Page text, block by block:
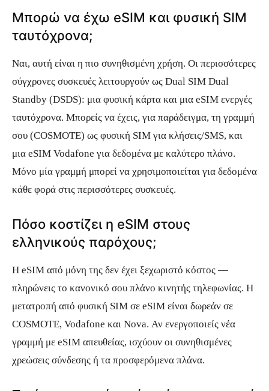
Μπορώ να έχω eSIM και φυσική SIM
ταυτόχρονα;
Ναι, αυτή είναι η πιο συνηθισμένη χρήση. Οι περισσότερες
σύγχρονες συσκευές λειτουργούν ως Dual SIM Dual
Standby (DSDS): μια φυσική κάρτα και μια eSIM ενεργές
ταυτόχρονα. Μπορείς να έχεις, για παράδειγμα, τη γραμμή
σου (COSMOTE) ως φυσική SIM για κλήσεις/SMS, και
μια eSIM Vodafone για δεδομένα με καλύτερο πλάνο.
Μόνο μία γραμμή μπορεί να χρησιμοποιείται για δεδομένα
κάθε φορά στις περισσότερες συσκευές.
Πόσο κοστίζει η eSIM στους
ελληνικούς παρόχους;
Η eSIM από μόνη της δεν έχει ξεχωριστό κόστος —
πληρώνεις το κανονικό σου πλάνο κινητής τηλεφωνίας. Η
μετατροπή από φυσική SIM σε eSIM είναι δωρεάν σε
COSMOTE, Vodafone και Nova. Αν ενεργοποιείς νέα
γραμμή με eSIM απευθείας, ισχύουν οι συνηθισμένες
χρεώσεις σύνδεσης ή τα προσφερόμενα πλάνα.